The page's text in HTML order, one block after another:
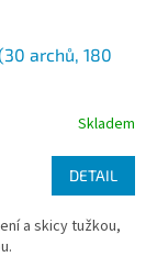
archů, 180
Skladem
DETAIL
a skicy tužkou,